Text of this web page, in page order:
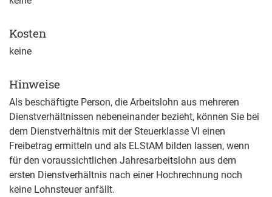
Kosten
keine
Hinweise
Als beschäftigte Person, die Arbeitslohn aus mehreren
Dienstverhältnissen nebeneinander bezieht, können Sie bei
dem Dienstverhältnis mit der Steuerklasse VI einen
Freibetrag ermitteln und als ELStAM bilden lassen, wenn
für den voraussichtlichen Jahresarbeitslohn aus dem
ersten Dienstverhältnis nach einer Hochrechnung noch
keine Lohnsteuer anfällt.